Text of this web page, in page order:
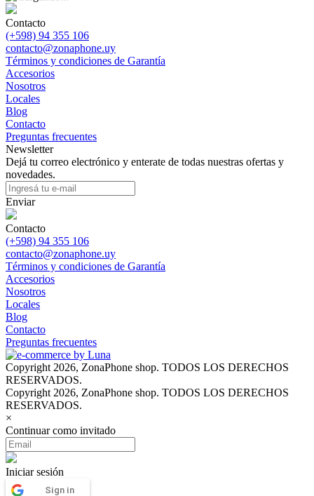
Contacto
(+598) 94 355 106
contacto@zonaphone.uy
Términos y condiciones de Garantía
Accesorios
Nosotros
Locales
Blog
Contacto
Preguntas frecuentes
Newsletter
Dejá tu correo electrónico y enterate de todas nuestras ofertas y
novedades.
Enviar
Contacto
(+598) 94 355 106
contacto@zonaphone.uy
Términos y condiciones de Garantía
Accesorios
Nosotros
Locales
Blog
Contacto
Preguntas frecuentes
Copyright 2026, ZonaPhone shop. TODOS LOS DERECHOS
RESERVADOS.
Copyright 2026, ZonaPhone shop. TODOS LOS DERECHOS
RESERVADOS.
×
Continuar como invitado
Iniciar sesión
Sign in